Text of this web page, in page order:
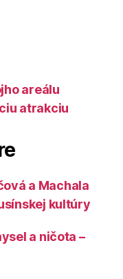
areálu
atrakciu
a Machala
kultúry
a ničota –